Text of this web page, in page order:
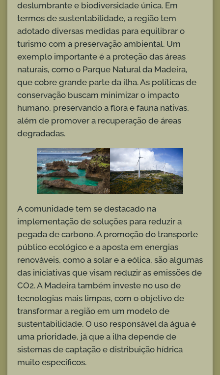
deslumbrante e biodiversidade única. Em
termos de sustentabilidade, a região tem
adotado diversas medidas para equilibrar o
turismo com a preservação ambiental. Um
exemplo importante é a proteção das áreas
naturais, como o Parque Natural da Madeira,
que cobre grande parte da ilha. As políticas de
conservação buscam minimizar o impacto
humano, preservando a flora e fauna nativas,
além de promover a recuperação de áreas
degradadas.
A comunidade tem se destacado na
implementação de soluções para reduzir a
pegada de carbono. A promoção do transporte
público ecológico e a aposta em energias
renováveis, como a solar e a eólica, são algumas
das iniciativas que visam reduzir as emissões de
CO2. A Madeira também investe no uso de
tecnologias mais limpas, com o objetivo de
transformar a região em um modelo de
sustentabilidade. O uso responsável da água é
uma prioridade, já que a ilha depende de
sistemas de captação e distribuição hídrica
muito específicos.